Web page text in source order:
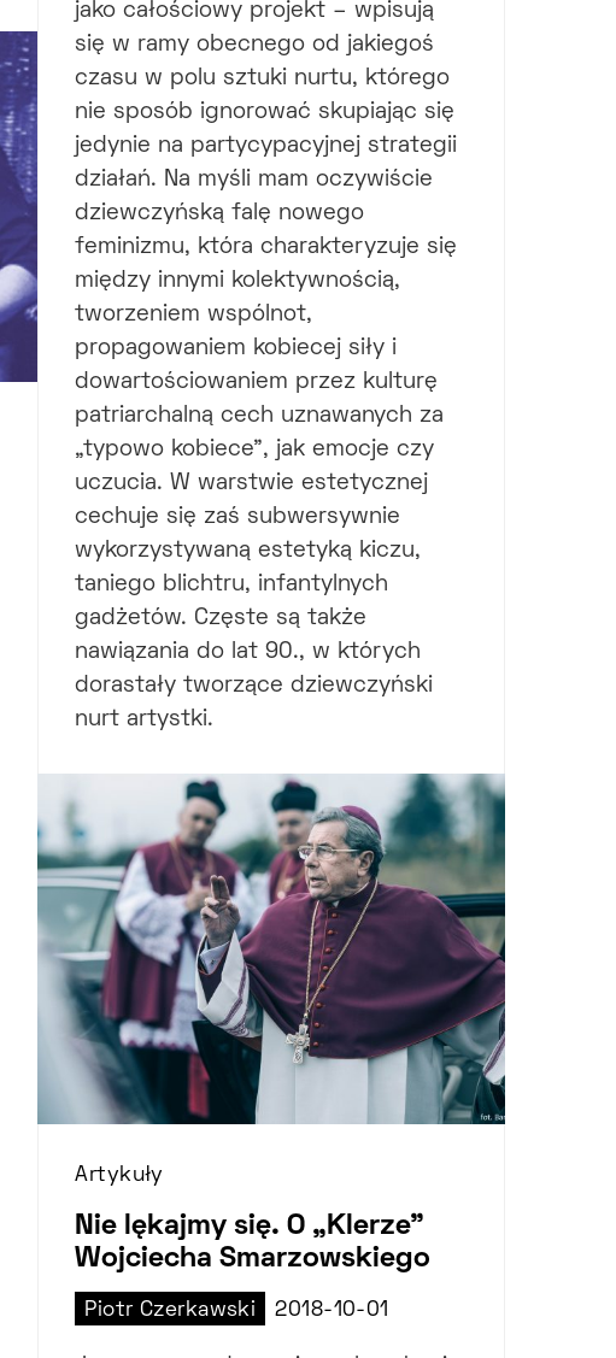
jako całościowy projekt – wpisują
się w ramy obecnego od jakiegoś
czasu w polu sztuki nurtu, którego
nie sposób ignorować skupiając się
jedynie na partycypacyjnej strategii
działań. Na myśli mam oczywiście
dziewczyńską falę nowego
feminizmu, która charakteryzuje się
między innymi kolektywnością,
tworzeniem wspólnot,
propagowaniem kobiecej siły i
dowartościowaniem przez kulturę
patriarchalną cech uznawanych za
„typowo kobiece”, jak emocje czy
uczucia. W warstwie estetycznej
cechuje się zaś subwersywnie
wykorzystywaną estetyką kiczu,
taniego blichtru, infantylnych
gadżetów. Częste są także
nawiązania do lat 90., w których
dorastały tworzące dziewczyński
nurt artystki.
Artykuły
Nie lękajmy się. O „Klerze”
Wojciecha Smarzowskiego
Piotr Czerkawski 2018-10-01